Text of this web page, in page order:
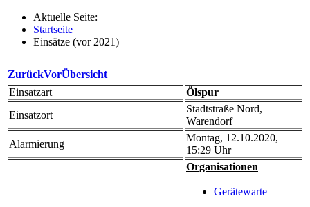
Aktuelle Seite:
Startseite
Einsätze (vor 2021)
ZurückVorÜbersicht
Einsatzart
Ölspur
Einsatzort
Stadtstraße Nord,
Warendorf
Alarmierung
Montag, 12.10.2020,
15:29 Uhr
Organisationen
Gerätewarte